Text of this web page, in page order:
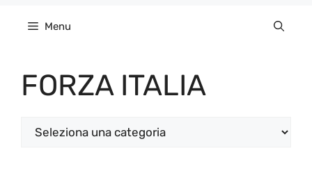
Menu
FORZA ITALIA
Categorie